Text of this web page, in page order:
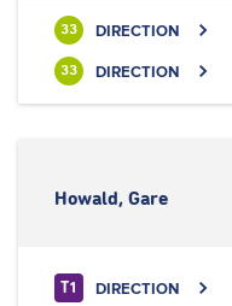
33 DIRECTION
33 DIRECTION
Howald, Gare
T1 DIRECTION